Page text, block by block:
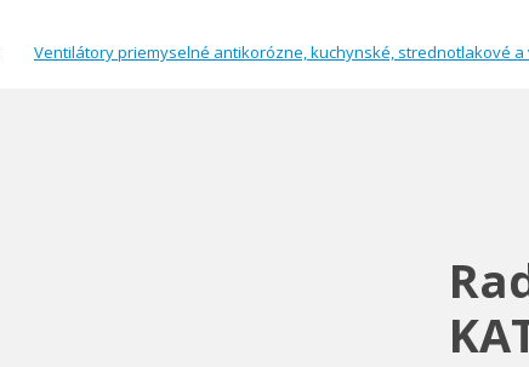
Ventilátory priemyselné antikorózne, kuchynské, strednotlakové